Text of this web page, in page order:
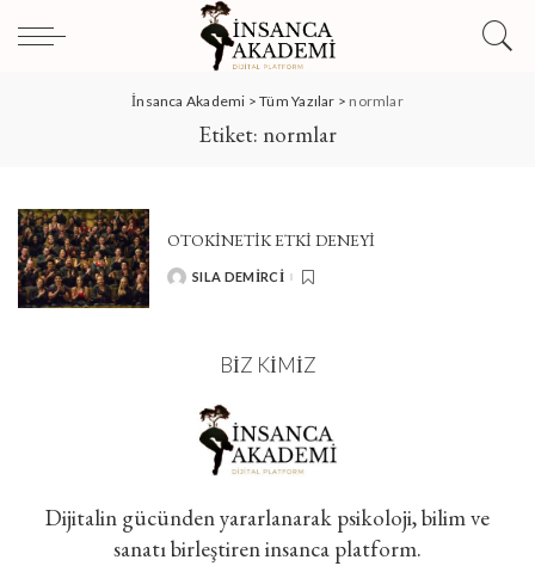
İnsanca Akademi >Tüm Yazılar > normlar
Etiket: normlar
OTOKINETIK ETKI DENEYI
POSTEDSILA DEMIRCI
BIZ KIMIZ
Dijitalin gücünden yararlanarak psikoloji, bilim ve
sanatı birleştiren insanca platform.